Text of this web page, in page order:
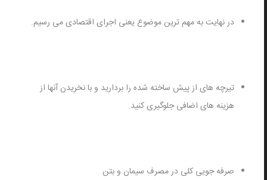
در نهایت به مهم ترین موضوع یعنی اجرای اقتصادی می رسیم.
تیرچه های از پیش ساخته شده را بردارید و با نخریدن آنها از
هزینه های اضافی جلوگیری کنید.
صرفه جویی کلی در مصرف سیمان و بتن